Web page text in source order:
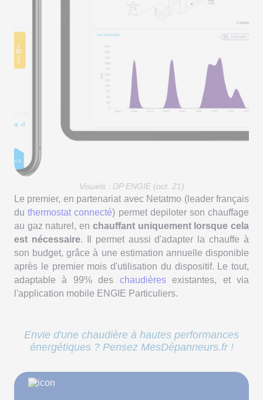
Visuels : DP ENGIE (oct. 21)
Le premier, en partenariat avec Netatmo (leader français
duthermostat connecté) permet depiloter son chauffage
au gaz naturel, en chauffant uniquement lorsque cela
est nécessaire. Il permet aussi d'adapter la chauffe à
son budget, grâce à une estimation annuelle disponible
après le premier mois d'utilisation du dispositif. Le tout,
adaptable à 99% des chaudièresexistantes, et via
l'application mobile ENGIE Particuliers.
Envie d'une chaudière à hautes performances
énergétiques ? Pensez MesDépanneurs.fr !